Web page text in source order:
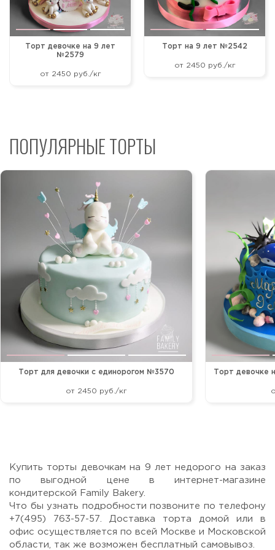
Торт девочке на 9 лет
№2579
от 2450 руб./кг
Торт на 9 лет №2542
от 2450 руб./кг
ПОПУЛЯРНЫЕ ТОРТЫ
Торт для девочки с единорогом №3570
от 2450 руб./кг
Торт девочке
Купить торты девочкам на 9 лет недорого на заказ
по выгодной цене в интернет-магазине
кондитерской Family Bakery.
Что бы узнать подробности позвоните по телефону
+7(495) 763-57-57. Доставка торта домой или в
офис осуществляется по всей Москве и Московской
области, так же возможен бесплатный самовывоз.